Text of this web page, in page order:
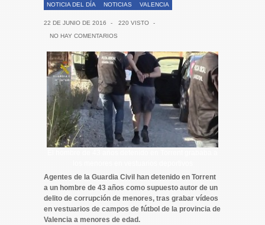
NOTICIA DEL DÍA NOTICIAS VALENCIA
22 DE JUNIO DE 2016 - 220 VISTO
-
NO HAY COMENTARIOS
Agentes de la Guardia Civil han detenido en Torrent
a un hombre de 43 años como supuesto autor de un
delito de corrupción de menores, tras grabar vídeos
en vestuarios de campos de fútbol de la provincia de
Valencia a menores de edad.